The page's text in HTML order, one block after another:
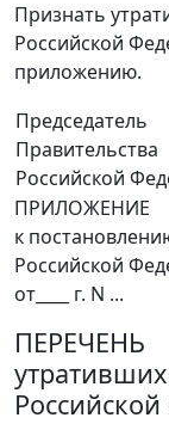
Признать
Российской
приложению.
Председатель
Правительства
Российской
ПРИЛОЖЕНИЕ
к
Российской
от____ г. N ...
ПЕРЕЧЕНЬ